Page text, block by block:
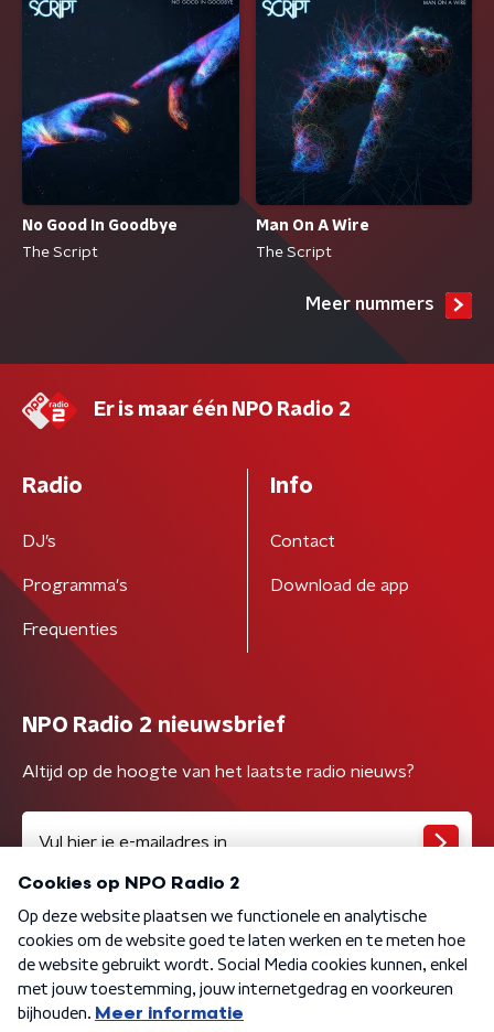
No Good In Goodbye
The Script
Man On A Wire
The Script
Meer nummers
Er is maar één NPO Radio 2
Radio
DJ’s
Programma's
Frequenties
Info
Contact
Download de app
NPO Radio 2 nieuwsbrief
Altijd op de hoogte van het laatste radio nieuws?
Algemene voorwaarden